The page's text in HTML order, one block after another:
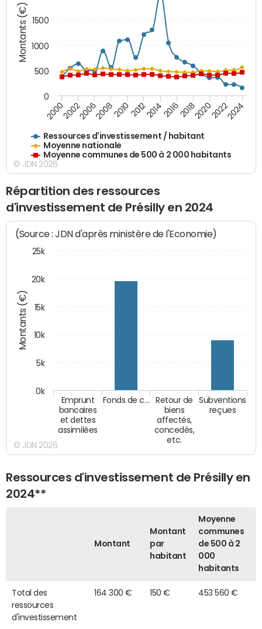
Montants (€)
Ressources d'investissement / habitant
Moyenne nationale
Moyenne communes de 500 à 2 000 habitants
200020022006200820102012201420162018202020222024
0
500
1000
1500
© JDN 2026
Répartition des ressources
d'investissement de Présilly en 2024
Montants (€)
(Source : JDN d'après ministère de l'Economie)
Emprunt
bancaires
et dettes
assimilées
Fonds de c…
Retour de
biens
affectés,
concedés,
etc.
Subventions
reçues
0k
5k
10k
15k
20k
25k
© JDN 2026
Ressources d'investissement de Présilly en
2024**
Montant
Montant
par
habitant
Moyenne
communes
de 500 à 2
000
habitants
Total des
ressources
d'investissement
164 300 € 150 € 453 560 €